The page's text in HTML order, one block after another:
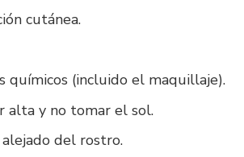
cutánea.
químicos (incluido el maquillaje).
alta y no tomar el sol.
del rostro.